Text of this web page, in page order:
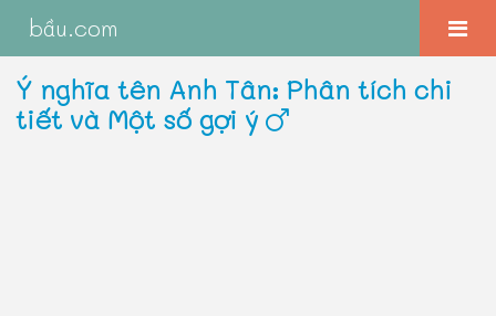
bầu.com
Ý nghĩa tên Anh Tân: Phân tích chi
tiết và Một số gợi ý